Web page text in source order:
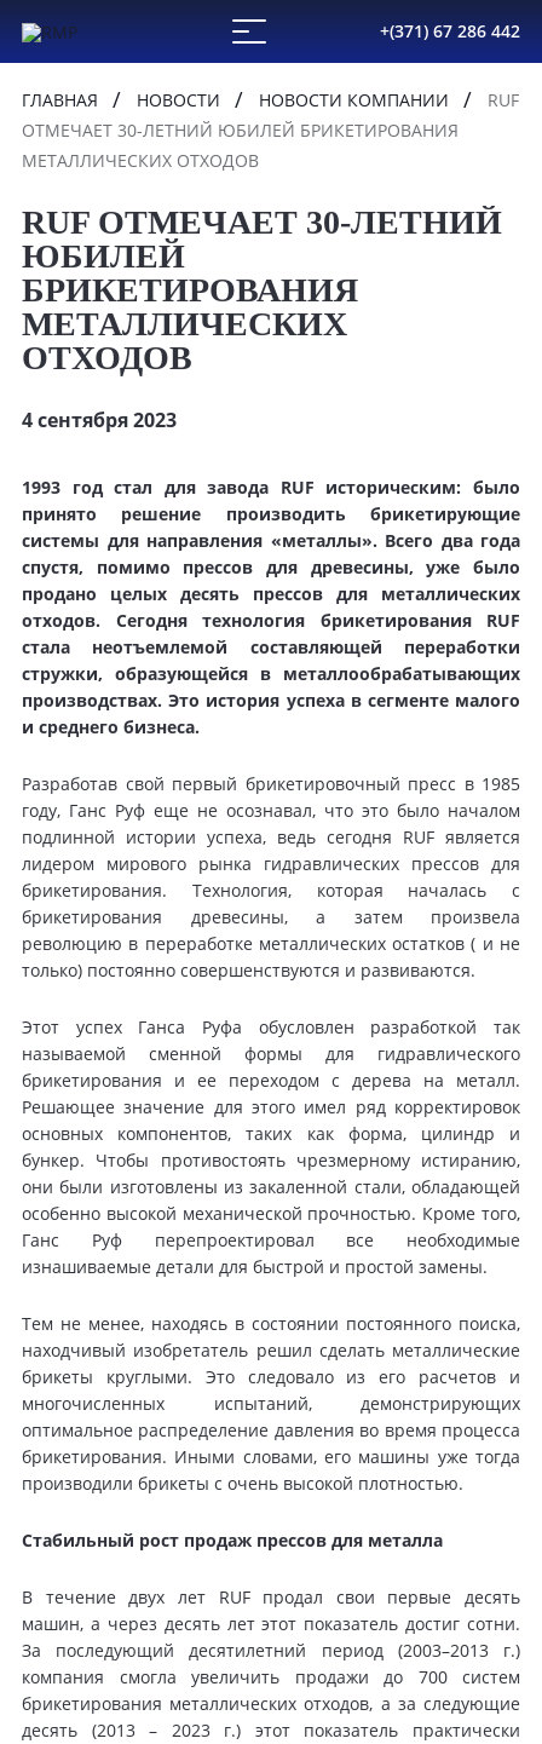
+(371) 67 286 442
ГЛАВНАЯ НОВОСТИ НОВОСТИ КОМПАНИИ
RUF
ОТМЕЧАЕТ 30-ЛЕТНИЙ ЮБИЛЕЙ БРИКЕТИРОВАНИЯ
МЕТАЛЛИЧЕСКИХ ОТХОДОВ
RUF ОТМЕЧАЕТ 30-ЛЕТНИЙ
ЮБИЛЕЙ
БРИКЕТИРОВАНИЯ
МЕТАЛЛИЧЕСКИХ
ОТХОДОВ
4 сентября 2023
1993 год стал для завода RUF историческим: было
принято решение производить брикетирующие
системы для направления «металлы». Всего два года
спустя, помимо прессов для древесины, уже было
продано целых десять прессов для металлических
отходов. Сегодня технология брикетирования RUF
стала неотъемлемой составляющей переработки
стружки, образующейся в металлообрабатывающих
производствах. Это история успеха в сегменте малого
и среднего бизнеса.
Разработав свой первый брикетировочный пресс в 1985
году, Ганс Руф еще не осознавал, что это было началом
подлинной истории успеха, ведь сегодня RUF является
лидером мирового рынка гидравлических прессов для
брикетирования. Технология, которая началась с
брикетирования древесины, а затем произвела
революцию в переработке металлических остатков ( и не
только) постоянно совершенствуются и развиваются.
Этот успех Ганса Руфа обусловлен разработкой так
называемой сменной формы для гидравлического
брикетирования и ее переходом с дерева на металл.
Решающее значение для этого имел ряд корректировок
основных компонентов, таких как форма, цилиндр и
бункер. Чтобы противостоять чрезмерному истиранию,
они были изготовлены из закаленной стали, обладающей
особенно высокой механической прочностью. Кроме того,
Ганс Руф перепроектировал все необходимые
изнашиваемые детали для быстрой и простой замены.
Тем не менее, находясь в состоянии постоянного поиска,
находчивый изобретатель решил сделать металлические
брикеты круглыми. Это следовало из его расчетов и
многочисленных испытаний, демонстрирующих
оптимальное распределение давления во время процесса
брикетирования. Иными словами, его машины уже тогда
производили брикеты с очень высокой плотностью.
Стабильный рост продаж прессов для металла
В течение двух лет RUF продал свои первые десять
машин, а через десять лет этот показатель достиг сотни.
За последующий десятилетний период (2003–2013 г.)
компания смогла увеличить продажи до 700 систем
брикетирования металлических отходов, а за следующие
десять (2013 – 2023 г.) этот показатель практически